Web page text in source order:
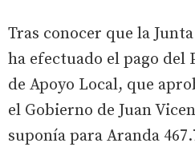
Tras conocer que la
ha efectuado el pago
de Apoyo Local, que
el Gobierno de Juan
suponía para Aranda